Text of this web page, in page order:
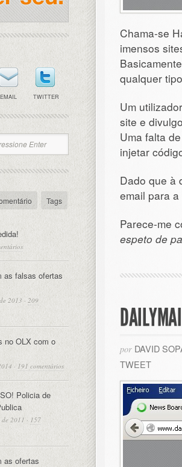
Chama-se
imensos
qualquer
Um
site e
Uma falta
injetar
Dado que à
email para
Parece-me
espeto de
por DAVID
TWEET
EMAIL TWITTER
Tags
as falsas ofertas
2013 · 209
no OLX com o
· 191 comentários
Policia de
de 2011 · 157
as ofertas